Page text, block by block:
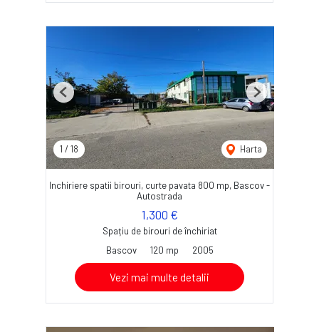
1 / 18 Harta
Previous Next
Inchiriere spatii birouri, curte pavata 800 mp, Bascov -
Autostrada
1,300 €
Spațiu de birouri de închiriat
Bascov
120 mp 2005
Vezi mai multe detalii